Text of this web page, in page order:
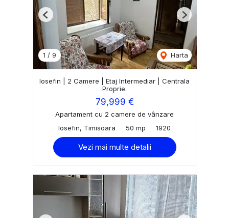
1 / 9 Harta
Previous Next
Iosefin | 2 Camere | Etaj Intermediar | Centrala
Proprie.
79,999 €
Apartament cu 2 camere de vânzare
Iosefin, Timisoara
50 mp 1920
Vezi mai multe detalii